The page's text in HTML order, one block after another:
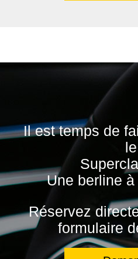
Il est temps de
le
Une berline
Réservez
formulaire